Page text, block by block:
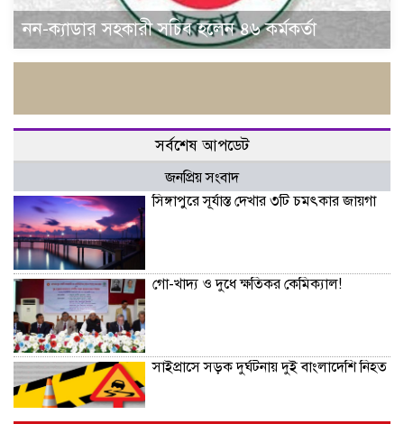
নন-ক্যাডার সহকারী সচিব হলেন ৪৬ কর্মকর্তা
সর্বশেষ আপডেট
জনপ্রিয় সংবাদ
সিঙ্গাপুরে সূর্যাস্ত দেখার ৩টি চমৎকার জায়গা
গো-খাদ্য ও দুধে ক্ষতিকর কেমিক্যাল!
সাইপ্রাসে সড়ক দুর্ঘটনায় দুই বাংলাদেশি নিহত